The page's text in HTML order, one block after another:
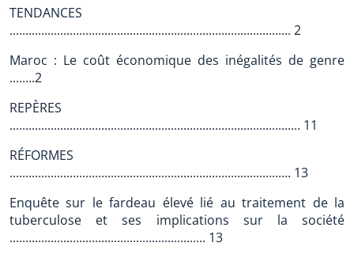
TENDANCES
......................................................................................... 2
Maroc : Le coût économique des inégalités de genre
........2
REPÈRES
............................................................................................ 11
RÉFORMES
......................................................................................... 13
Enquête sur le fardeau élevé lié au traitement de la
tuberculose et ses implications sur la société
.............................................................. 13